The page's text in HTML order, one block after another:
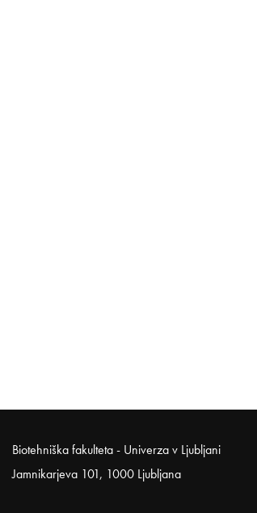
Noga strani
Biotehniška fakulteta - Univerza v Ljubljani
Jamnikarjeva 101, 1000 Ljubljana